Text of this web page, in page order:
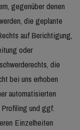
gegenüber denen
die geplante
auf Berichtigung,
oder
die
bei uns erhoben
automatisierten
und ggf.
Einzelheiten